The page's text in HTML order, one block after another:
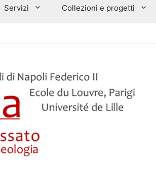
Servizi Collezioni e progetti